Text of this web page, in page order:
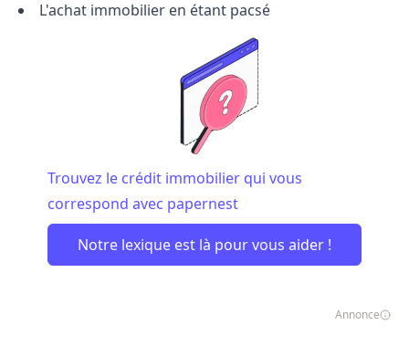
L'achat immobilier en étant pacsé
Trouvez le crédit immobilier qui vous
correspond avec papernest
Notre lexique est là pour vous aider !
Annonce